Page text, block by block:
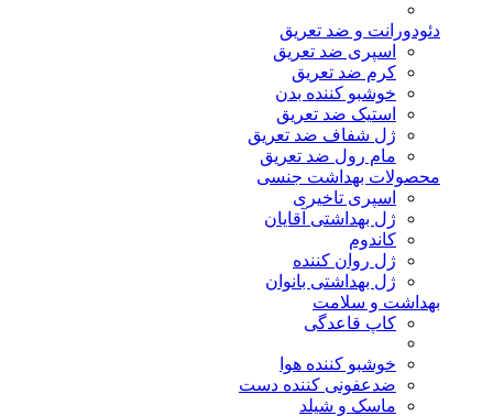
دئودورانت و ضد تعریق
اسپری ضد تعریق
کرم ضد تعریق
خوشبو کننده بدن
استیک ضد تعریق
ژل شفاف ضد تعریق
مام رول ضد تعریق
محصولات بهداشت جنسی
اسپری تاخیری
ژل بهداشتی آقایان
کاندوم
ژل روان کننده
ژل بهداشتی بانوان
بهداشت و سلامت
کاپ قاعدگی
خوشبو کننده هوا
ضدعفونی کننده دست
ماسک و شیلد